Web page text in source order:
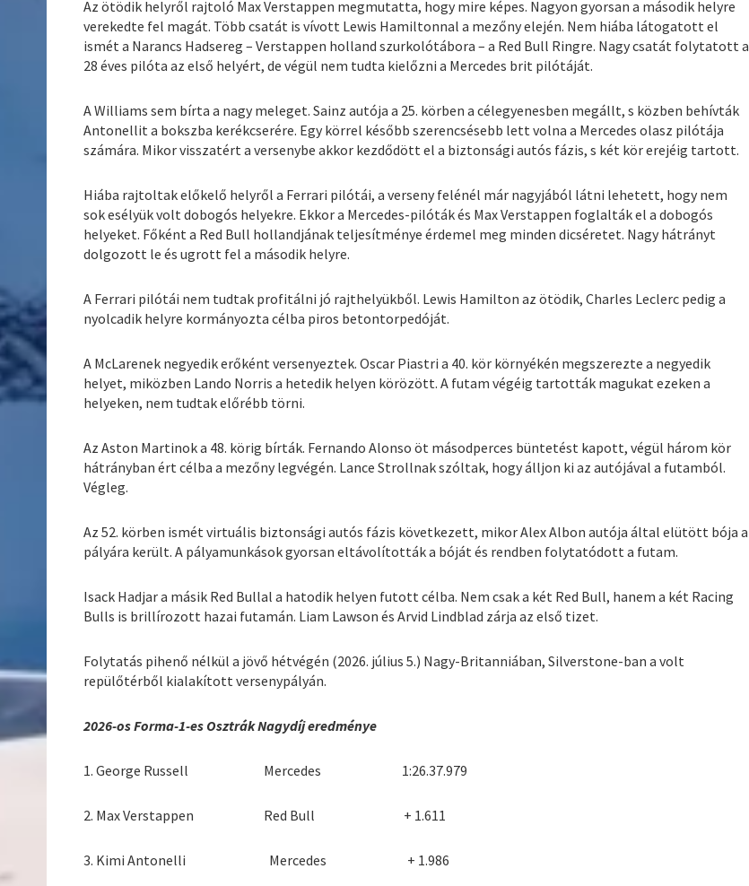
Az ötödik helyről rajtoló Max Verstappen megmutatta, hogy mire képes. Nagyon gyorsan a második helyre
verekedte fel magát. Több csatát is vívott Lewis Hamiltonnal a mezőny elején. Nem hiába látogatott el
ismét a Narancs Hadsereg – Verstappen holland szurkolótábora – a Red Bull Ringre. Nagy csatát folytatott a
28 éves pilóta az első helyért, de végül nem tudta kielőzni a Mercedes brit pilótáját.
A Williams sem bírta a nagy meleget. Sainz autója a 25. körben a célegyenesben megállt, s közben behívták
Antonellit a bokszba kerékcserére. Egy körrel később szerencsésebb lett volna a Mercedes olasz pilótája
számára. Mikor visszatért a versenybe akkor kezdődött el a biztonsági autós fázis, s két kör erejéig tartott.
Hiába rajtoltak előkelő helyről a Ferrari pilótái, a verseny felénél már nagyjából látni lehetett, hogy nem
sok esélyük volt dobogós helyekre. Ekkor a Mercedes-pilóták és Max Verstappen foglalták el a dobogós
helyeket. Főként a Red Bull hollandjának teljesítménye érdemel meg minden dicséretet. Nagy hátrányt
dolgozott le és ugrott fel a második helyre.
A Ferrari pilótái nem tudtak profitálni jó rajthelyükből. Lewis Hamilton az ötödik, Charles Leclerc pedig a
nyolcadik helyre kormányozta célba piros betontorpedóját.
A McLarenek negyedik erőként versenyeztek. Oscar Piastri a 40. kör környékén megszerezte a negyedik
helyet, miközben Lando Norris a hetedik helyen körözött. A futam végéig tartották magukat ezeken a
helyeken, nem tudtak előrébb törni.
Az Aston Martinok a 48. körig bírták. Fernando Alonso öt másodperces büntetést kapott, végül három kör
hátrányban ért célba a mezőny legvégén. Lance Strollnak szóltak, hogy álljon ki az autójával a futamból.
Végleg.
Az 52. körben ismét virtuális biztonsági autós fázis következett, mikor Alex Albon autója által elütött bója a
pályára került. A pályamunkások gyorsan eltávolították a bóját és rendben folytatódott a futam.
Isack Hadjar a másik Red Bullal a hatodik helyen futott célba. Nem csak a két Red Bull, hanem a két Racing
Bulls is brillírozott hazai futamán. Liam Lawson és Arvid Lindblad zárja az első tizet.
Folytatás pihenő nélkül a jövő hétvégén (2026. július 5.) Nagy-Britanniában, Silverstone-ban a volt
repülőtérből kialakított versenypályán.
2026-os Forma-1-es Osztrák Nagydíj eredménye
1. George Russell Mercedes 1:26.37.979
2. Max Verstappen Red Bull + 1.611
3. Kimi Antonelli Mercedes + 1.986